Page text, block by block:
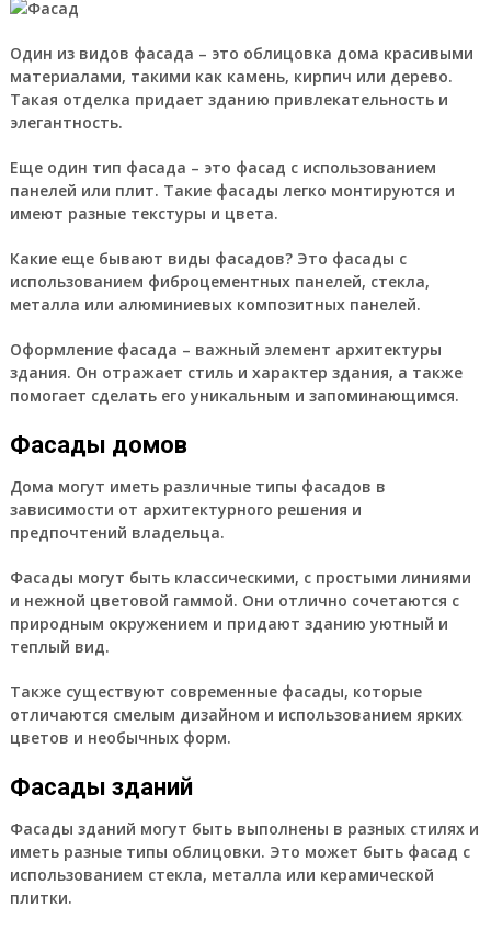
Один из видов фасада – это облицовка дома красивыми
материалами, такими как камень, кирпич или дерево.
Такая отделка придает зданию привлекательность и
элегантность.
Еще один тип фасада – это фасад с использованием
панелей или плит. Такие фасады легко монтируются и
имеют разные текстуры и цвета.
Какие еще бывают виды фасадов? Это фасады с
использованием фиброцементных панелей, стекла,
металла или алюминиевых композитных панелей.
Оформление фасада – важный элемент архитектуры
здания. Он отражает стиль и характер здания, а также
помогает сделать его уникальным и запоминающимся.
Фасады домов
Дома могут иметь различные типы фасадов в
зависимости от архитектурного решения и
предпочтений владельца.
Фасады могут быть классическими, с простыми линиями
и нежной цветовой гаммой. Они отлично сочетаются с
природным окружением и придают зданию уютный и
теплый вид.
Также существуют современные фасады, которые
отличаются смелым дизайном и использованием ярких
цветов и необычных форм.
Фасады зданий
Фасады зданий могут быть выполнены в разных стилях и
иметь разные типы облицовки. Это может быть фасад с
использованием стекла, металла или керамической
плитки.